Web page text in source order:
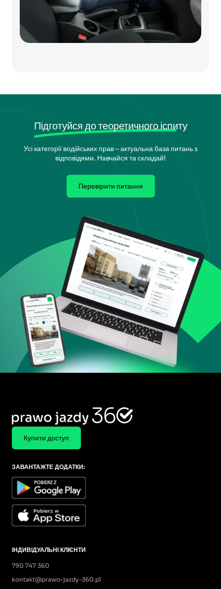
Підготуйся до теоретичного іспиту
Усі категорії водійських прав – актуальна база питань з
відповідями. Навчайся та складай!
Перевірити питання
Купити доступ
ІНДИВІДУАЛЬНІ КЛІЄНТИ
790 747 360
kontakt@prawo-jazdy-360.pl
ЗАВАНТАЖТЕ ДОДАТКИ: